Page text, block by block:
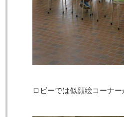
ロビーでは似顔絵コーナ